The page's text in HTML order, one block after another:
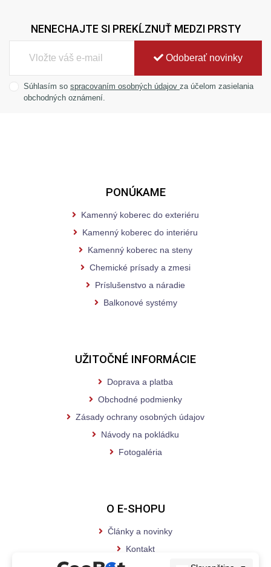
NENECHAJTE SI PREKĹZNUŤ MEDZI PRSTY
Odoberať novinky
Súhlasím so spracovaním osobných údajov za účelom zasielania
obchodných oznámení.
PONÚKAME
Kamenný koberec do exteriéru
Kamenný koberec do interiéru
Kamenný koberec na steny
Chemické prísady a zmesi
Príslušenstvo a náradie
Balkonové systémy
UŽITOČNÉ INFORMÁCIE
Doprava a platba
Obchodné podmienky
Zásady ochrany osobných údajov
Návody na pokládku
Fotogaléria
O E-SHOPU
Články a novinky
Kontakt